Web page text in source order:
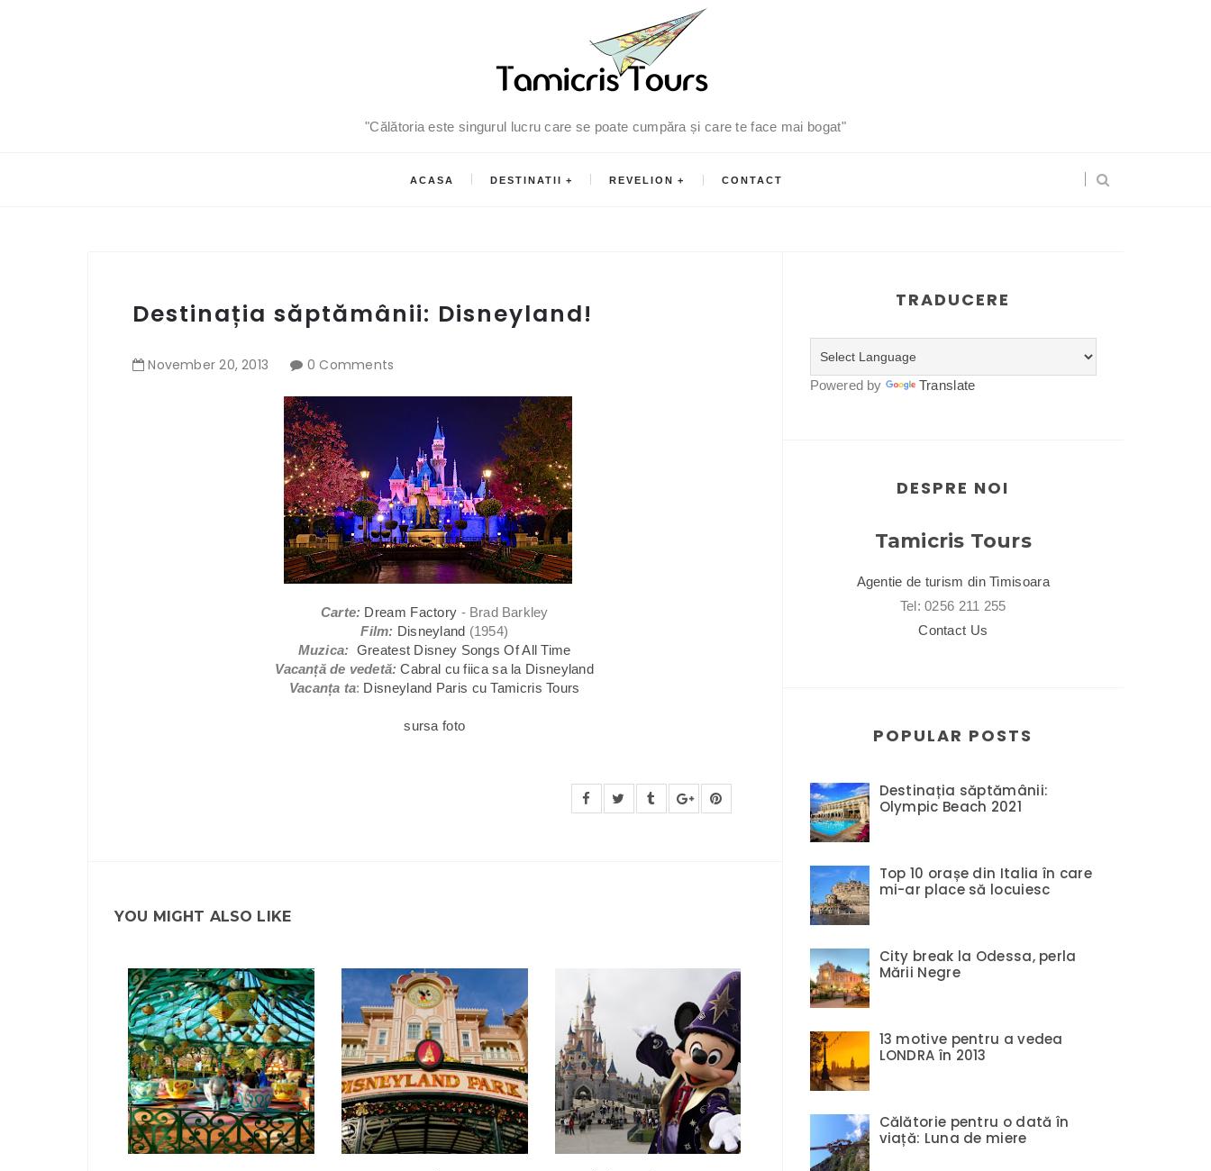
"Călătoria este singurul lucru care se poate cumpăra și care te face mai bogat"
ACASA DESTINATII REVELION CONTACT
Destinația săptămânii: Disneyland!
November 20,2013 0 Comments
Carte: Dream Factory - Brad Barkley
Film: Disneyland (1954)
Muzica: Greatest Disney Songs Of All Time
Vacanță de vedetă: Cabral cu fiica sa la Disneyland
Vacanța ta: Disneyland Paris cu Tamicris Tours
sursa foto
YOU MIGHT ALSO LIKE
TRADUCERE
Powered by Translate
DESPRE NOI
Tamicris Tours
Agentie de turism din Timisoara
Tel: 0256 211 255
Contact Us
POPULAR POSTS
Destinația săptămânii:
Olympic Beach 2021
Top 10 orașe din Italia în care
mi-ar place să locuiesc
City break la Odessa, perla
Mării Negre
13 motive pentru a vedea
LONDRA în 2013
Călătorie pentru o dată în
viață: Luna de miere